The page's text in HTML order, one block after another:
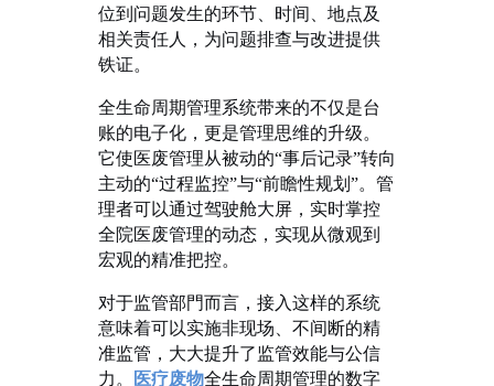
位到问题发生的环节、时间、地点及
相关责任人，为问题排查与改进提供
铁证。
全生命周期管理系统带来的不仅是台
账的电子化，更是管理思维的升级。
它使医废管理从被动的“事后记录”转向
主动的“过程监控”与“前瞻性规划”。管
理者可以通过驾驶舱大屏，实时掌控
全院医废管理的动态，实现从微观到
宏观的精准把控。
对于监管部門而言，接入这样的系统
意味着可以实施非现场、不间断的精
准监管，大大提升了监管效能与公信
力。
医疗废物全生命周期管理的数字